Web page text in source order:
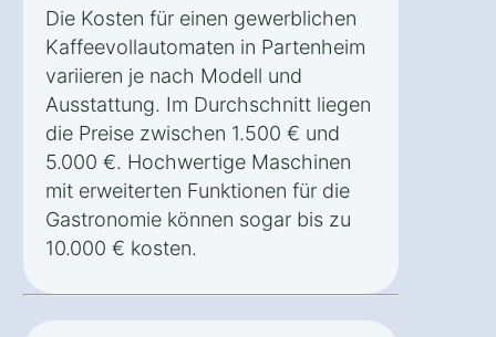
Die Kosten für einen gewerblichen
Kaffeevollautomaten in Partenheim
variieren je nach Modell und
Ausstattung. Im Durchschnitt liegen
die Preise zwischen 1.500 € und
5.000 €. Hochwertige Maschinen
mit erweiterten Funktionen für die
Gastronomie können sogar bis zu
10.000 € kosten.